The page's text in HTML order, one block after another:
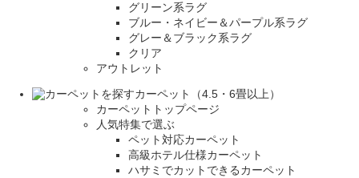
グリーン系ラグ
ブルー・ネイビー＆パープル系ラグ
グレー＆ブラック系ラグ
クリア
アウトレット
カーペット（4.5・6畳以上）
カーペットトップページ
人気特集で選ぶ
ペット対応カーペット
高級ホテル仕様カーペット
ハサミでカットできるカーペット